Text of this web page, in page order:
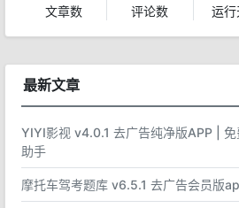
文章数 评论数 运
最新文章
YIYI影视 v4.0.1 去广告纯净版APP | 免
助手
摩托车驾考题库 v6.5.1 去广告会员版